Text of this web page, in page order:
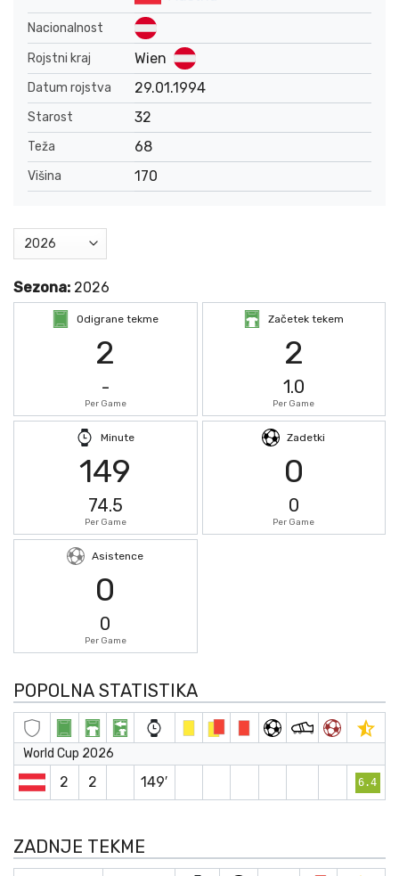
Nacionalnost
Rojstni kraj
Wien
Datum rojstva 29.01.1994
Starost 32
Teža 68
Višina 170
Sezona: 2026
Odigrane tekme
2
-
Per Game
Začetek tekem
2
1.0
Per Game
Minute
149
74.5
Per Game
Zadetki
0
0
Per Game
Asistence
0
0
Per Game
POPOLNA STATISTIKA
World Cup 2026
2 2 149′ 6.4
ZADNJE TEKME